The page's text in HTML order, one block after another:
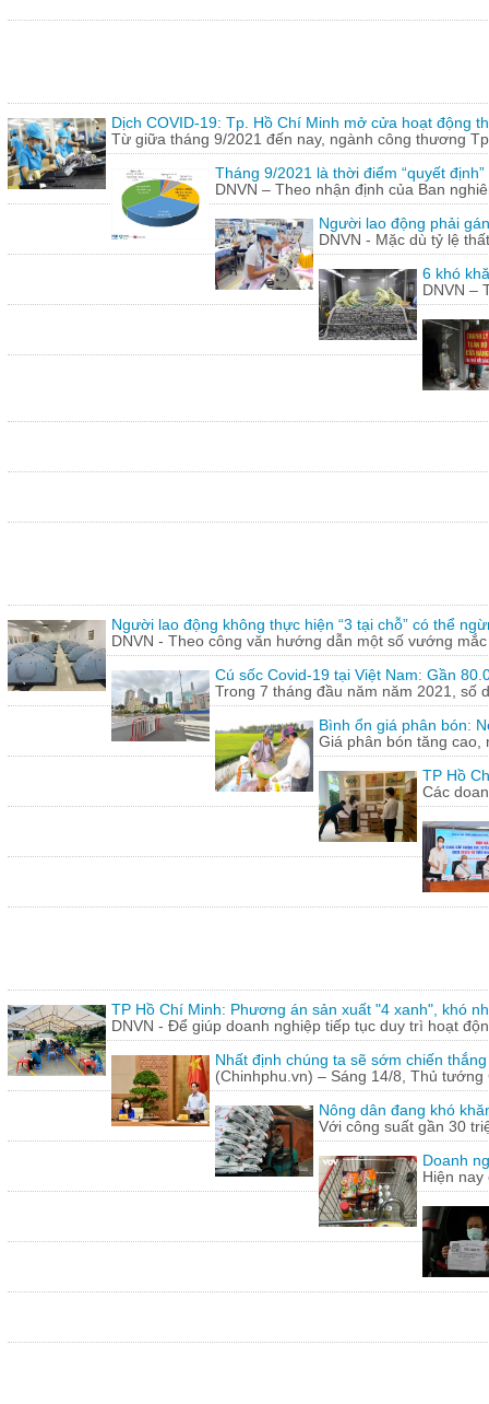
Dịch COVID-19: Tp. Hồ Chí Minh mở cửa hoạt động
Từ giữa tháng 9/2021 đến nay, ngành công thương
Tháng 9/2021 là thời điểm “quyết
DNVN – Theo nhận định của Ban
Người lao động phải
DNVN - Mặc dù tỷ lệ
6 khó
DNVN –
Người lao động không thực hiện “3 tại chỗ” có thể
DNVN - Theo công văn hướng dẫn một số vướng
Cú sốc Covid-19 tại Việt Nam: Gần
Trong 7 tháng đầu năm năm 2021, số
Bình ổn giá phân bón:
Giá phân bón tăng
TP Hồ
Các
TP Hồ Chí Minh: Phương án sản xuất "4 xanh", khó
DNVN - Để giúp doanh nghiệp tiếp tục duy trì hoạt
Nhất định chúng ta sẽ sớm chiến
(Chinhphu.vn) – Sáng 14/8, Thủ
Nông dân đang khó
Với công suất gần 30
Doanh
Hiện